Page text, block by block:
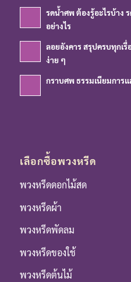
รดน้ำศพ ต้องรู้อะไรบ้าง
อย่างไร
ลอยอังคาร สรุปครบทุกเ
ง่าย ๆ
กราบศพ ธรรมเนียมการ
เลือกซื้อพวงหรีด
พวงหรีดดอกไม้สด
พวงหรีดผ้า
พวงหรีดพัดลม
พวงหรีดของใช้
พวงหรีดต้นไม้